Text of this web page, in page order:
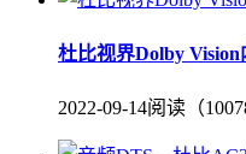
杜比视界Dolby Vision
2022-09-14阅读（